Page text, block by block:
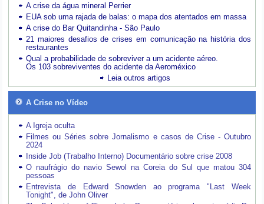
A crise da água mineral Perrier
EUA sob uma rajada de balas: o mapa dos atentados em massa
A crise do Bar Quitandinha - São Paulo
21 maiores desafios de crises em comunicação na história dos
restaurantes
Qual a probabilidade de sobreviver a um acidente aéreo.
Os 103 sobreviventes do acidente da Aeroméxico
Leia outros artigos
A Crise no Vídeo
A Igreja oculta
Filmes ou Séries sobre Jornalismo e casos de Crise - Outubro
2024
Inside Job (Trabalho Interno) Documentário sobre crise 2008
O naufrágio do navio Sewol na Coreia do Sul que matou 304
pessoas
Entrevista de Edward Snowden ao programa "Last Week
Tonight", de John Oliver